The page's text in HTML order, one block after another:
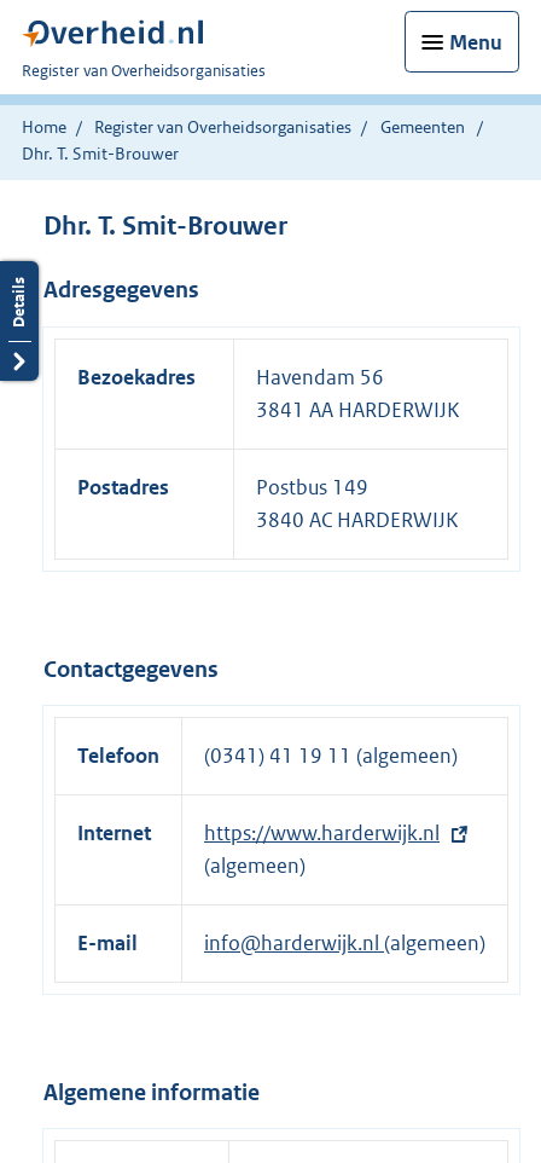
Menu
U
bent
nu
hier:
Register van Overheidsorganisaties
Home Register van Overheidsorganisaties
Gemeenten
Dhr. T. Smit-Brouwer
Dhr. T. Smit-Brouwer
Adresgegevens
Bezoekadres
Havendam 56
3841 AA HARDERWIJK
Postadres
Postbus 149
3840 AC HARDERWIJK
Contactgegevens
Telefoon (0341) 41 19 11 (algemeen)
Internet
E
x
t
e
n
i
n
https://www.harderwijk.nl
(algemeen)
E-mail info@harderwijk.nl (algemeen)
Algemene informatie